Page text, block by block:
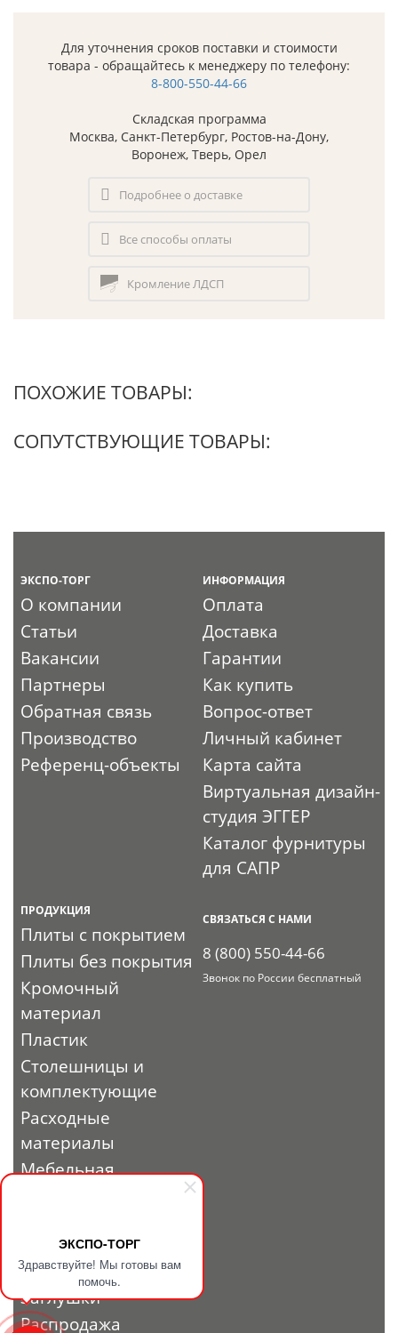
ЭКСПО-ТОРГ
Здравствуйте! Мы готовы вам
помочь.
Для уточнения сроков поставки и стоимости
товара - обращайтесь к менеджеру по телефону:
8-800-550-44-66
Складская программа
Москва, Санкт-Петербург, Ростов-на-Дону,
Воронеж, Тверь, Орел
Подробнее о доставке
Все способы оплаты
Кромление ЛДСП
ПОХОЖИЕ ТОВАРЫ:
СОПУТСТВУЮЩИЕ ТОВАРЫ:
ЭКСПО-ТОРГ
О компании
Статьи
Вакансии
Партнеры
Обратная связь
Производство
Референц-объекты
ИНФОРМАЦИЯ
Оплата
Доставка
Гарантии
Как купить
Вопрос-ответ
Личный кабинет
Карта сайта
Виртуальная дизайн-
студия ЭГГЕР
Каталог фурнитуры
для САПР
ПРОДУКЦИЯ
Плиты с покрытием
Плиты без покрытия
Кромочный
материал
Пластик
Столешницы и
комплектующие
Расходные
материалы
Мебельная
профиль и
фурнитура
Заглушки
Распродажа
СВЯЗАТЬСЯ С НАМИ
8 (800) 550-44-66
Звонок по России бесплатный